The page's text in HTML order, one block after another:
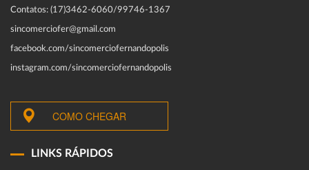
Contatos: (17)3462-6060/99746-1367
sincomerciofer@gmail.com
facebook.com/sincomerciofernandopolis
instagram.com/sincomerciofernandopolis
COMO CHEGAR
LINKS RÁPIDOS